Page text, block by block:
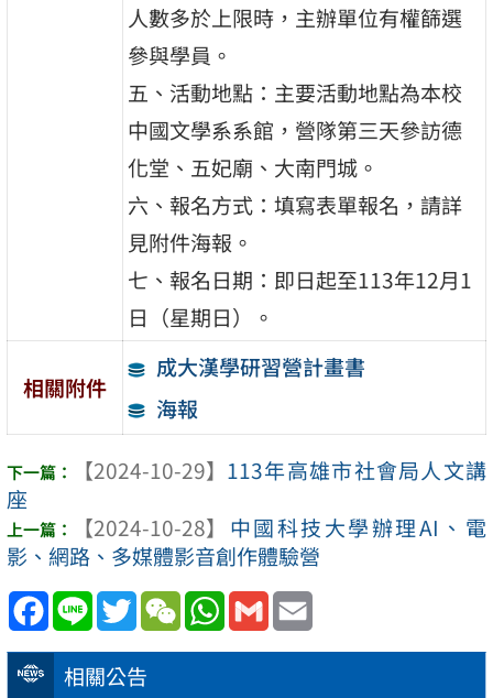
相關公告
人數多於上限時，主辦單位有權篩選
參與學員。
五、活動地點：主要活動地點為本校
中國文學系系館，營隊第三天參訪德
化堂、五妃廟、大南門城。
六、報名方式：填寫表單報名，請詳
見附件海報。
七、報名日期：即日起至113年12月1
日（星期日）。
相關附件
成大漢學研習營計畫書
海報
【2024-10-29】 113年高雄市社會局人文講
座
【2024-10-28】 中國科技大學辦理AI、電
影、網路、多媒體影音創作體驗營
Facebook
Line TwitterWeChatWhatsApp
Gmail